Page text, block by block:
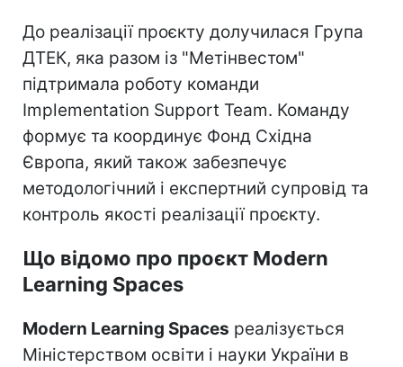
До реалізації проєкту долучилася Група
ДТЕК, яка разом із "Метінвестом"
підтримала роботу команди
Implementation Support Team. Команду
формує та координує Фонд Східна
Європа, який також забезпечує
методологічний і експертний супровід та
контроль якості реалізації проєкту.
Що відомо про проєкт Modern
Learning Spaces
Modern Learning Spaces реалізується
Міністерством освіти і науки України в